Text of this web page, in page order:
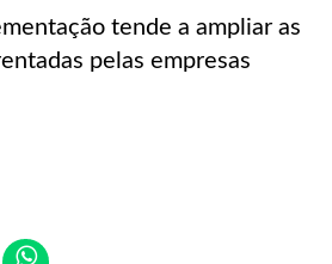
tende a ampliar as
pelas empresas